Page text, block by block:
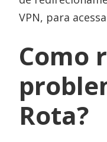
VPN, para
Como
Rota?